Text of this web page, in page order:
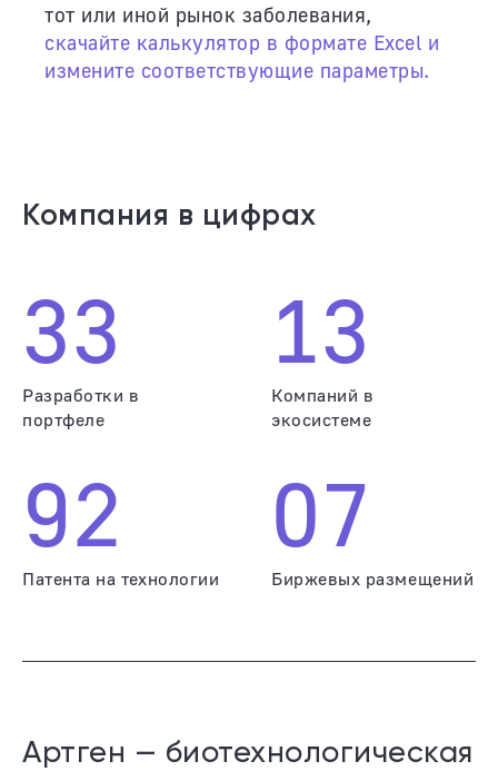
тот или иной рынок заболевания,
скачайте калькулятор в формате Excel и
измените соответствующие параметры.
Компания в цифрах
33
Разработки в
портфеле
13
Компаний в
экосистеме
92
Патента на технологии
07
Биржевых размещений
Артген — биотехнологическая